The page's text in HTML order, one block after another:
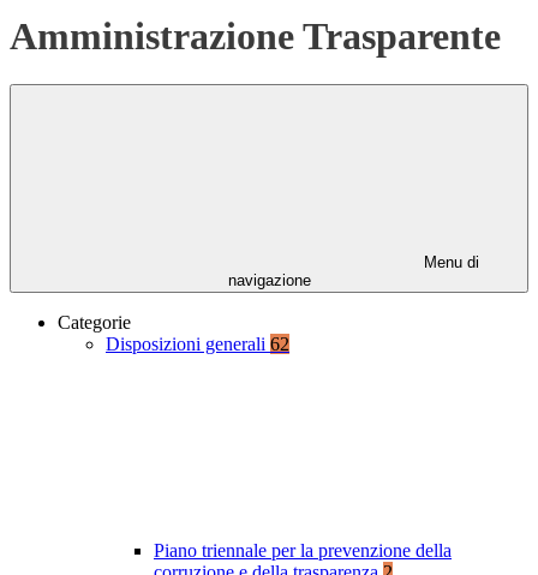
Amministrazione Trasparente
Menu di
navigazione
Categorie
Disposizioni generali 62
Piano triennale per la prevenzione della